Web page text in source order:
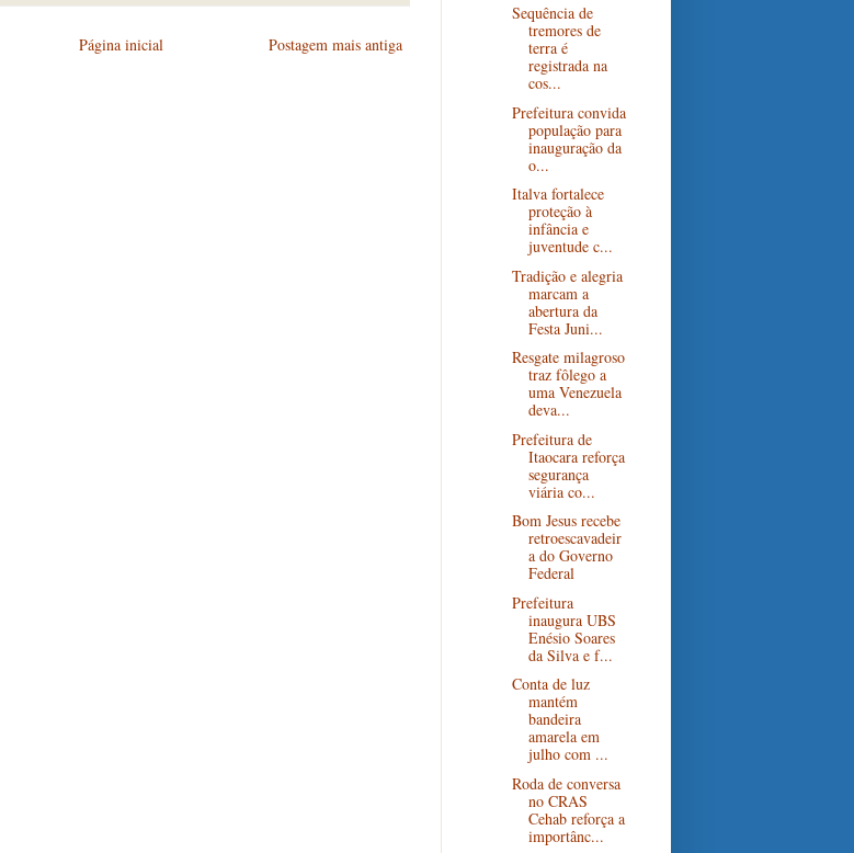
Postagem mais antiga
Página inicial
Sequência de
tremores de
terra é
registrada na
cos...
Prefeitura convida
população para
inauguração da
o...
Italva fortalece
proteção à
infância e
juventude c...
Tradição e alegria
marcam a
abertura da
Festa Juni...
Resgate milagroso
traz fôlego a
uma Venezuela
deva...
Prefeitura de
Itaocara reforça
segurança
viária co...
Bom Jesus recebe
retroescavadeir
a do Governo
Federal
Prefeitura
inaugura UBS
Enésio Soares
da Silva e f...
Conta de luz
mantém
bandeira
amarela em
julho com ...
Roda de conversa
no CRAS
Cehab reforça a
importânc...